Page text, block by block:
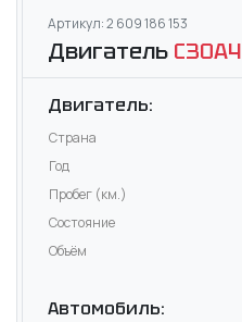
Артикул: 2 609 186 153
Двигатель C30A4
Двигатель:
Страна
Год
Пробег (км.)
Состояние
Объём
Автомобиль: